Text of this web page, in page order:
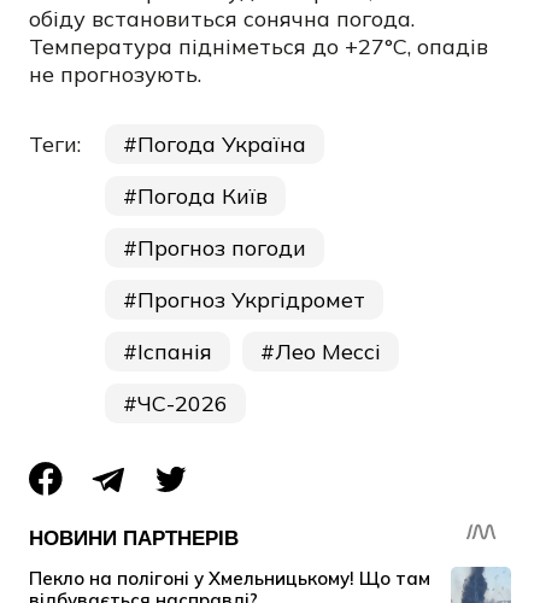
обіду встановиться сонячна погода.
Температура підніметься до +27°C, опадів
не прогнозують.
Теги:
Погода Україна
Погода Київ
Прогноз погоди
Прогноз Укргідромет
Іспанія
Лео Мессі
ЧС-2026